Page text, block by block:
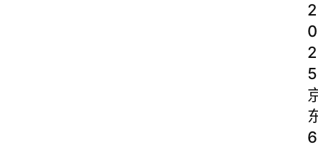
2
0
2
5
6